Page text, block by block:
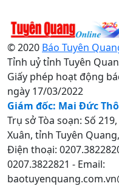
© 2020 Báo Tuyên
Tỉnh uỷ tỉnh Tuyên
Giấy phép hoạt động
ngày 17/03/2022
Giám đốc: Mai Đức
Trụ sở Tòa soạn: Số
Xuân, tỉnh Tuyên
Điện thoại:
0207.3822821 - Email: